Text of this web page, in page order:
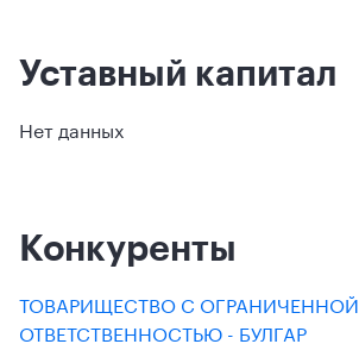
Уставный капитал
Нет данных
Конкуренты
ТОВАРИЩЕСТВО С ОГРАНИЧЕННОЙ
ОТВЕТСТВЕННОСТЬЮ - БУЛГАР